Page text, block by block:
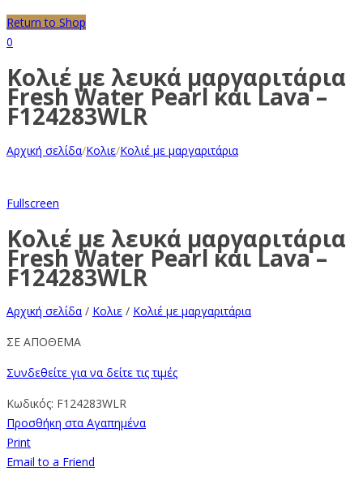
Return to Shop
0
Κολιέ με λευκά μαργαριτάρια
Fresh Water Pearl και Lava –
F124283WLR
Αρχική σελίδα/Κολιε/Κολιέ με μαργαριτάρια
Fullscreen
Κολιέ με λευκά μαργαριτάρια
Fresh Water Pearl και Lava –
F124283WLR
Αρχική σελίδα / Κολιε / Κολιέ με μαργαριτάρια
ΣΕ ΑΠΟΘΕΜΑ
Συνδεθείτε για να δείτε τις τιμές
Κωδικός: F124283WLR
Προσθήκη στα Αγαπημένα
Print
Email to a Friend